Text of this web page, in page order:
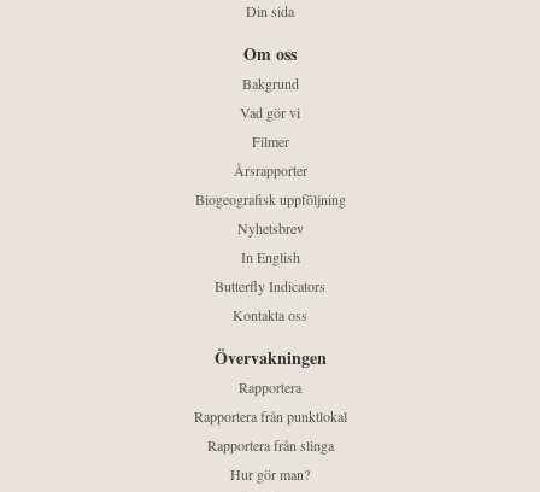
Din sida
Om oss
Bakgrund
Vad gör vi
Filmer
Årsrapporter
Biogeografisk uppföljning
Nyhetsbrev
In English
Butterfly Indicators
Kontakta oss
Övervakningen
Rapportera
Rapportera från punktlokal
Rapportera från slinga
Hur gör man?